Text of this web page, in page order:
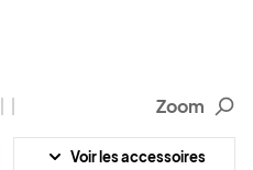
Zoom
Voir les accessoires